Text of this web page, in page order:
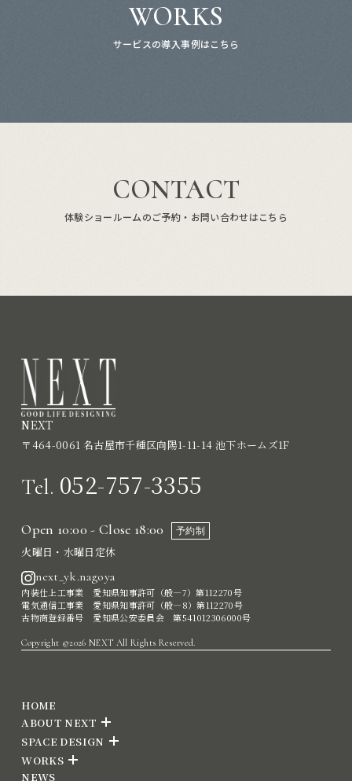
WORKS
サービスの導入事例はこちら
CONTACT
体験ショールームのご予約・お問い合わせはこちら
NEXT
〒464-0061 名古屋市千種区向陽1-11-14 池下ホームズ1F
Tel. 052-757-3355
Open 10:00 - Close 18:00 予約制
火曜日・水曜日定休
next_yk.nagoya
内装仕上工事業 愛知県知事許可（般―7）第112270号
電気通信工事業 愛知県知事許可（般―8）第112270号
古物商登録番号 愛知県公安委員会 第541012306000号
Copyright ©2026 NEXT All Rights Reserved.
HOME
ABOUT NEXT
SPACE DESIGN
WORKS
NEWS